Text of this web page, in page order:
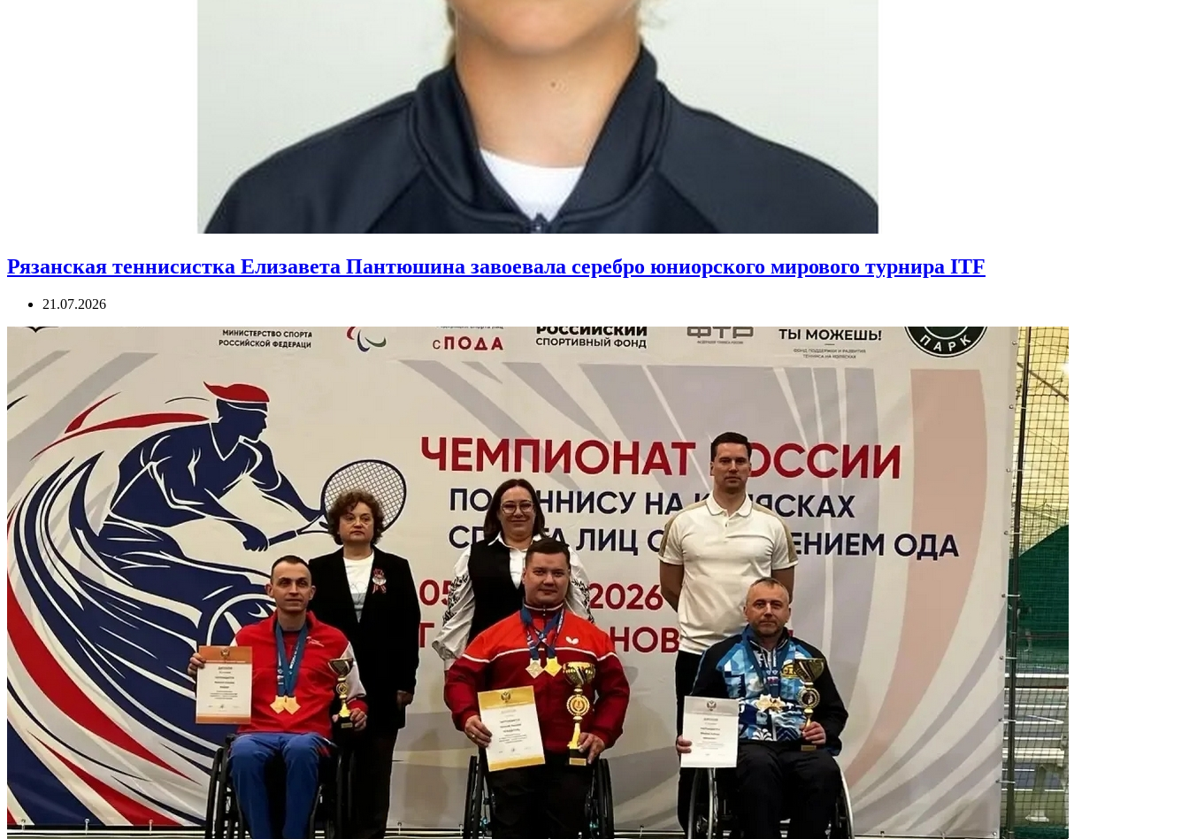
Рязанская теннисистка Елизавета Пантюшина завоевала серебро юниорского мирового турнира ITF
21.07.2026